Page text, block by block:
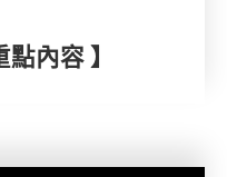
內容 】